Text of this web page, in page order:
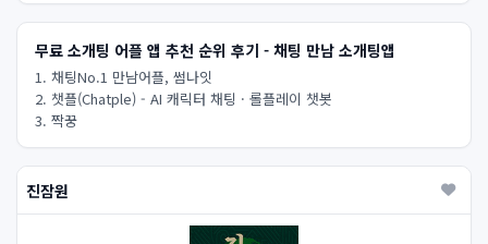
무료 소개팅 어플 앱 추천 순위 후기 - 채팅 만남 소개팅앱
1. 채팅No.1 만남어플, 썸나잇
2. 챗플(Chatple) - AI 캐릭터 채팅 · 롤플레이 챗봇
3. 짝꿍
진잠원